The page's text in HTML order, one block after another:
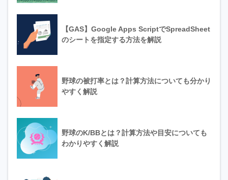
【GAS】Google Apps ScriptでSpreadSheet
のシートを指定する方法を解説
野球の被打率とは？計算方法についても分かり
やすく解説
野球のK/BBとは？計算方法や目安についても
わかりやすく解説